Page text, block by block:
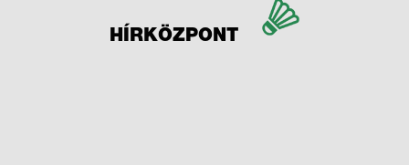
HÍRKÖZPONT